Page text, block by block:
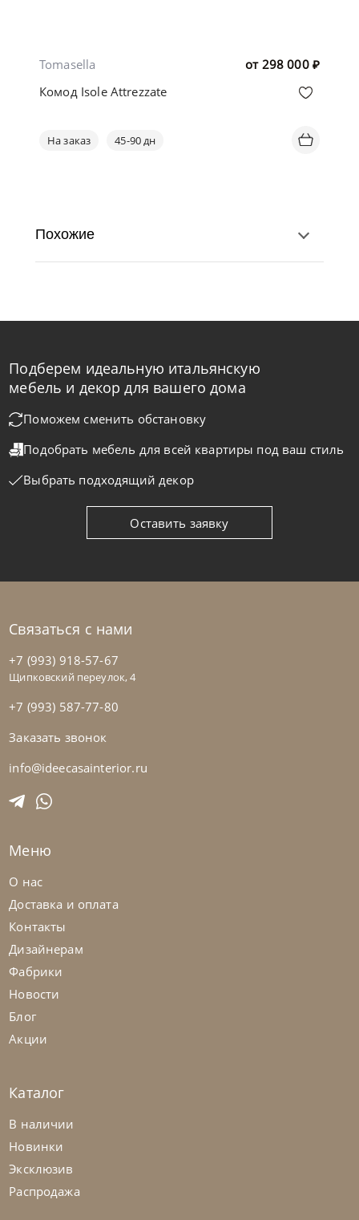
от 298 000 ₽
Tomasella
Комод Isole Attrezzate
На заказ 45-90 дн
Tomasella
Комод Argo
На заказ 45-90 дн
Tomasella
Похожие
Подберем идеальную итальянскую
мебель и декор для вашего дома
Поможем сменить обстановку
Подобрать мебель для всей квартиры под ваш стиль
Выбрать подходящий декор
Оставить заявку
Связаться с нами
+7 (993) 918-57-67
Щипковский переулок, 4
+7 (993) 587-77-80
Заказать звонок
info@ideecasainterior.ru
Меню
О нас
Доставка и оплата
Контакты
Дизайнерам
Фабрики
Новости
Блог
Акции
Каталог
В наличии
Новинки
Эксклюзив
Распродажа